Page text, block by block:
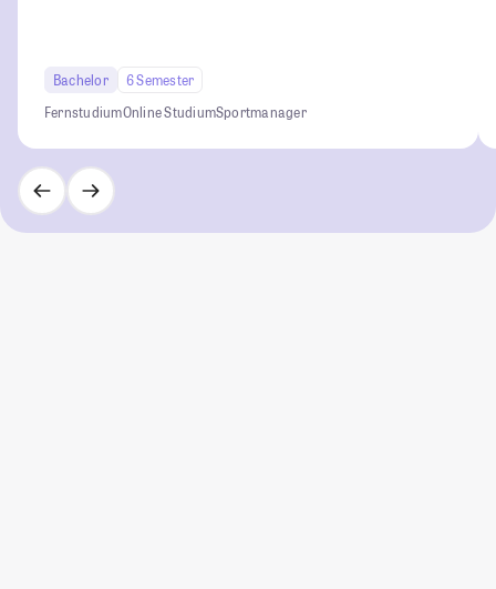
Bachelor
6 Semester
FernstudiumOnline StudiumSportmanager